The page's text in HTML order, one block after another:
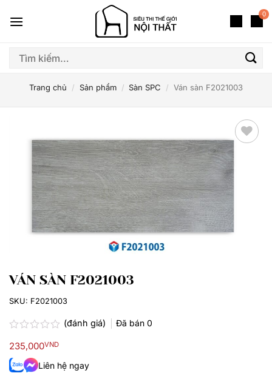
qua
dung
0
Tìm
Trang chủ / Sản phẩm / Sàn SPC / Ván sàn F2021003
Thêm
VÁN SÀN F2021003
xếp
hạng
0.0
(đánh giá) Đã bán 0
235,000VND
Liên hệ ngay
SKU: F2021003